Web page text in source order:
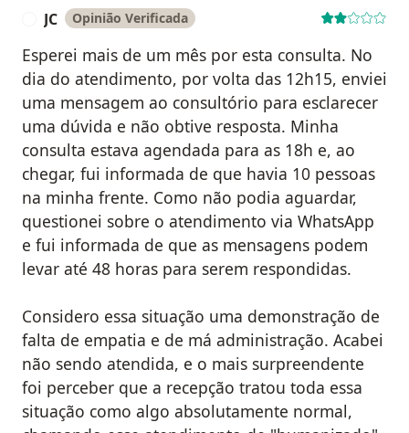
JC Opinião Verificada
Esperei mais de um mês por esta consulta. No
dia do atendimento, por volta das 12h15, enviei
uma mensagem ao consultório para esclarecer
uma dúvida e não obtive resposta. Minha
consulta estava agendada para as 18h e, ao
chegar, fui informada de que havia 10 pessoas
na minha frente. Como não podia aguardar,
questionei sobre o atendimento via WhatsApp
e fui informada de que as mensagens podem
levar até 48 horas para serem respondidas.
Considero essa situação uma demonstração de
falta de empatia e de má administração. Acabei
não sendo atendida, e o mais surpreendente
foi perceber que a recepção tratou toda essa
situação como algo absolutamente normal,